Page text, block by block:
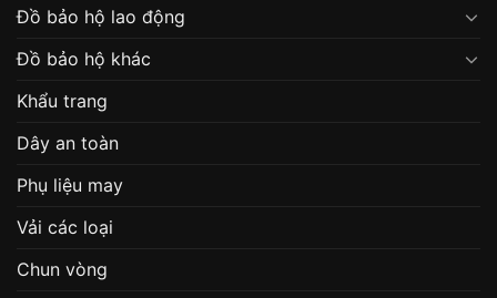
Đồ bảo hộ lao động
Đồ bảo hộ khác
Khẩu trang
Dây an toàn
Phụ liệu may
Vải các loại
Chun vòng